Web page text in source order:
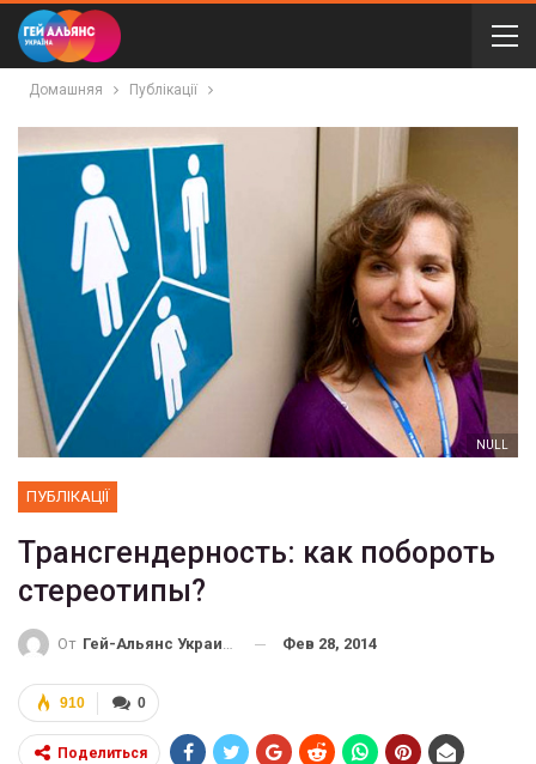
Домашняя Публікації
NULL
ПУБЛІКАЦІЇ
Трансгендерность: как побороть
стереотипы?
От Гей-Альянс Украина Фев 28, 2014
0
910
Поделиться